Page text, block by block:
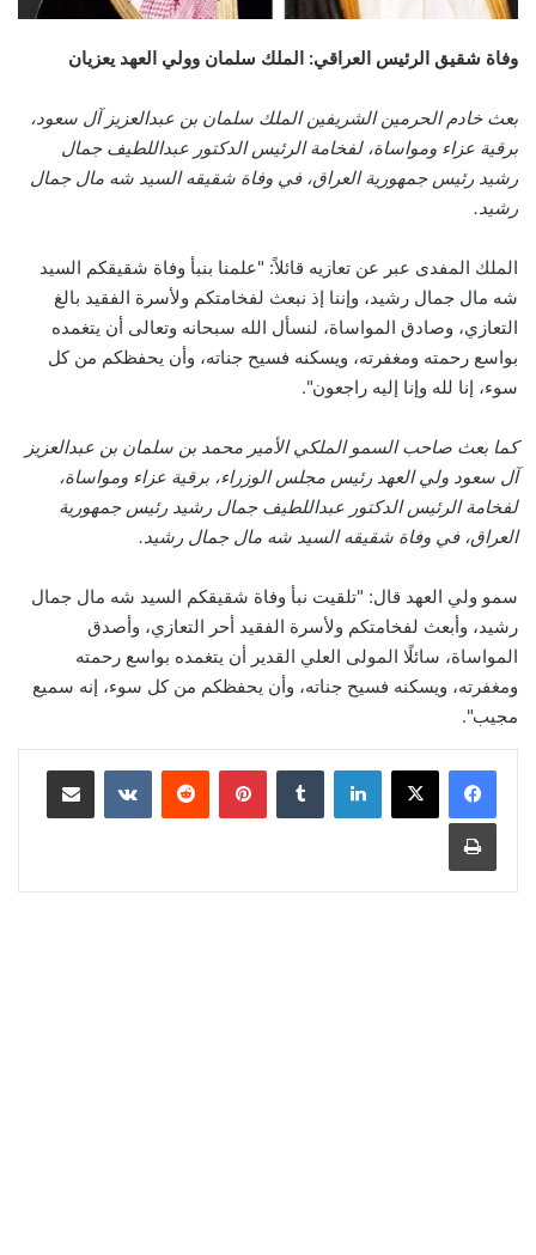
وفاة شقيق الرئيس العراقي: الملك سلمان وولي العهد يعزيان
بعث خادم الحرمين الشريفين الملك سلمان بن عبدالعزيز آل سعود،
برقية عزاء ومواساة، لفخامة الرئيس الدكتور عبداللطيف جمال
رشيد رئيس جمهورية العراق، في وفاة شقيقه السيد شه مال جمال
رشيد.
الملك المفدى عبر عن تعازيه قائلاً: "علمنا بنبأ وفاة شقيقكم السيد
شه مال جمال رشيد، وإننا إذ نبعث لفخامتكم ولأسرة الفقيد بالغ
التعازي، وصادق المواساة، لنسأل الله سبحانه وتعالى أن يتغمده
بواسع رحمته ومغفرته، ويسكنه فسيح جناته، وأن يحفظكم من كل
سوء، إنا لله وإنا إليه راجعون".
كما بعث صاحب السمو الملكي الأمير محمد بن سلمان بن عبدالعزيز
آل سعود ولي العهد رئيس مجلس الوزراء، برقية عزاء ومواساة،
لفخامة الرئيس الدكتور عبداللطيف جمال رشيد رئيس جمهورية
العراق، في وفاة شقيقه السيد شه مال جمال رشيد.
سمو ولي العهد قال: "تلقيت نبأ وفاة شقيقكم السيد شه مال جمال
رشيد، وأبعث لفخامتكم ولأسرة الفقيد أحر التعازي، وأصدق
المواساة، سائلًا المولى العلي القدير أن يتغمده بواسع رحمته
ومغفرته، ويسكنه فسيح جناته، وأن يحفظكم من كل سوء، إنه سميع
مجيب".
لينكدإن بينتيريست